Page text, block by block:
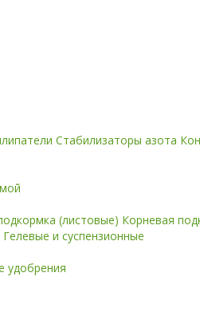
Стабилизаторы азота
(листовые) Корневая
Гелевые и суспензионные
удобрения